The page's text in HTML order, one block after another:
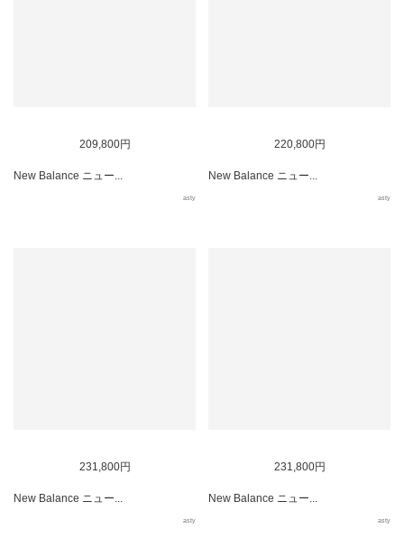
209,800円
New Balance ニュー...
asty
220,800円
New Balance ニュー...
asty
231,800円
New Balance ニュー...
asty
231,800円
New Balance ニュー...
asty